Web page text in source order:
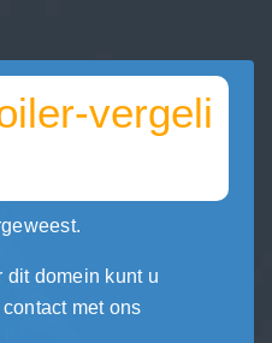
vergeli
dit domein kunt u
contact met ons